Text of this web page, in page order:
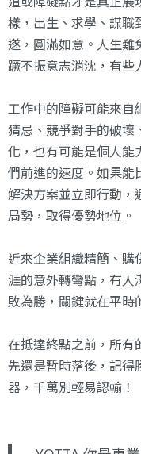
樣，出生、求學、謀職
遂，圓滿如意。人生難
蹶不振意志消沈，有些
工作中的障礙可能來自
猜忌、競爭對手的破壞
化，也有可能是個人能
們前進的速度。如果能
解決方案並立即行動，
局勢，取得優勢地位。
近來企業組織精簡、
涯的意外轉彎點，有人
敗為勝，關鍵就在平時
在抵達終點之前，所有
先還是暫時落後，記得
器，千萬別輕易認輸！